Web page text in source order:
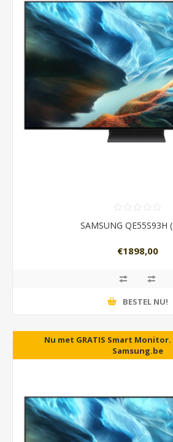
SAMSUNG QE55S93H
€1898,00
BESTEL NU!
Nu met GRATIS Smart
Samsung.be